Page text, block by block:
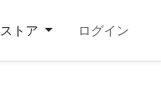
ストア ログイン